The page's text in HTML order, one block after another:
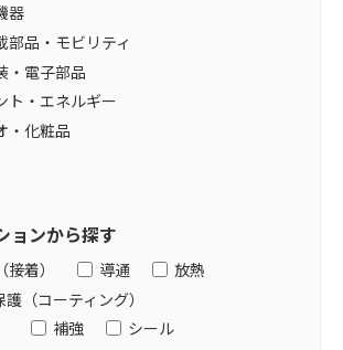
器
部品・モビリティ
・電子部品
ト・エネルギー
・化粧品
ョンから探す
着） 導通
放熱
護（コーティング）
補強
シール